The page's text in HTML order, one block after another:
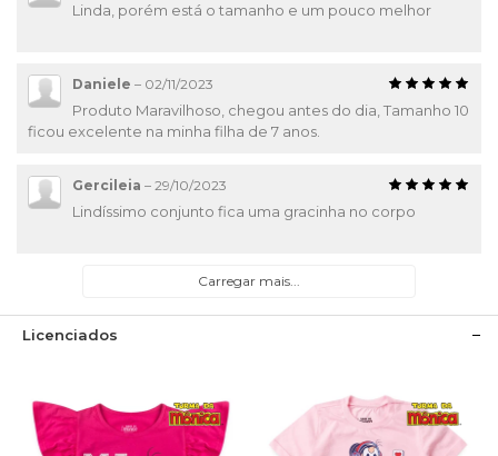
Linda, porém está o tamanho e um pouco melhor
Daniele – 02/11/2023
Produto Maravilhoso, chegou antes do dia, Tamanho 10
ficou excelente na minha filha de 7 anos.
Gercileia – 29/10/2023
Lindíssimo conjunto fica uma gracinha no corpo
Carregar mais...
Licenciados